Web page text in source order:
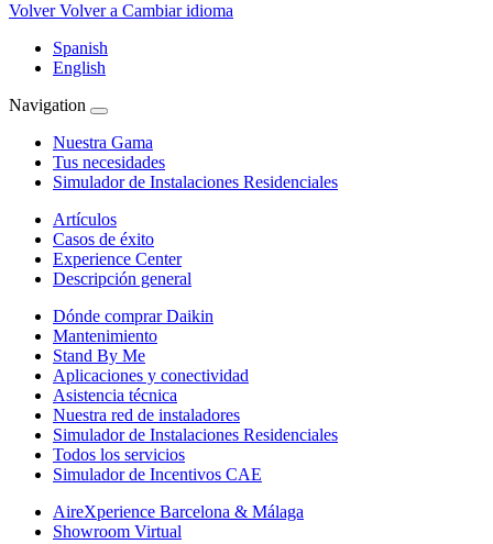
Volver Volver a Cambiar idioma
Spanish
English
Navigation
Nuestra Gama
Tus necesidades
Simulador de Instalaciones Residenciales
Artículos
Casos de éxito
Experience Center
Descripción general
Dónde comprar Daikin
Mantenimiento
Stand By Me
Aplicaciones y conectividad
Asistencia técnica
Nuestra red de instaladores
Simulador de Instalaciones Residenciales
Todos los servicios
Simulador de Incentivos CAE
AireXperience Barcelona & Málaga
Showroom Virtual